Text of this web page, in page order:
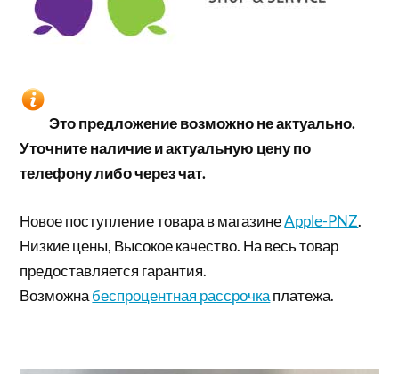
Это предложение возможно не актуально.
Уточните наличие и актуальную цену по
телефону либо через чат.
Новое поступление товара в магазинеApple-PNZ.
Низкие цены, Высокое качество. На весь товар
предоставляется гарантия.
Возможнабеспроцентная рассрочкаплатежа.